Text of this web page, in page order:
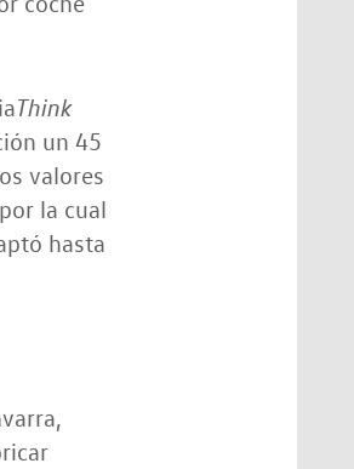
Think
un 45
valores
la cual
hasta